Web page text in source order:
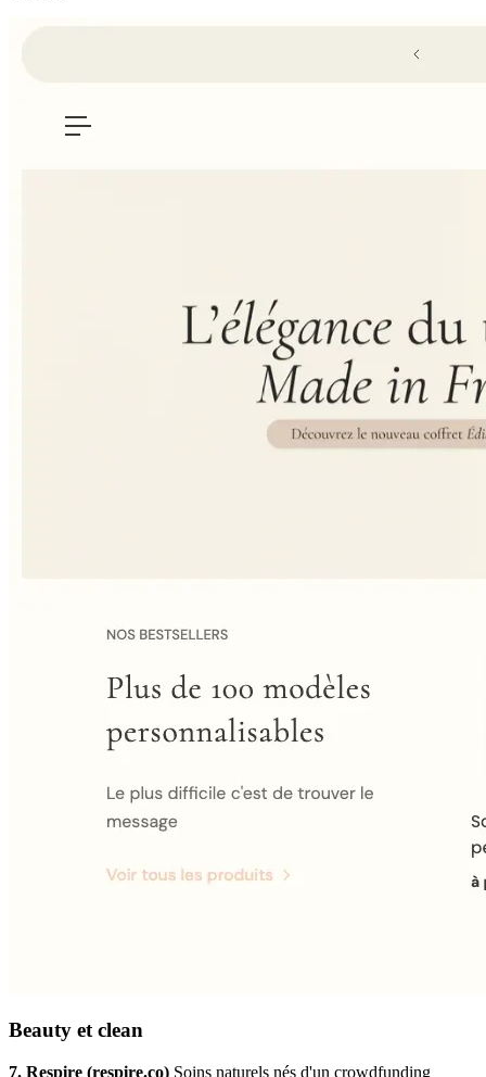
Beauty et clean
7. Respire (respire.co) Soins naturels nés d'un crowdfunding